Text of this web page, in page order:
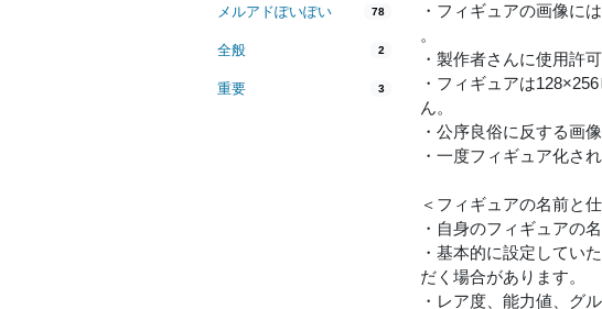
メルアドぽいぽい 78
全般 2
重要 3
・フィギュアの画像に
。
・製作者さんに使用許
・フィギュアは
ん。
・公序良俗に反する画
・一度フィギュア化さ
＜フィギュアの名前と
・自身のフィギュアの
・基本的に設定してい
だく場合があります。
・レア度、能力値、グ